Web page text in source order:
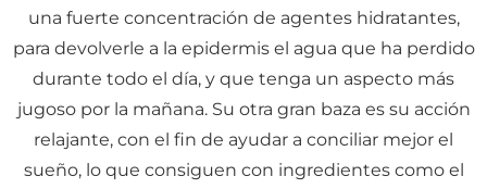
una fuerte concentración de agentes hidratantes,
para devolverle a la epidermis el agua que ha perdido
durante todo el día, y que tenga un aspecto más
jugoso por la mañana. Su otra gran baza es su acción
relajante, con el fin de ayudar a conciliar mejor el
sueño, lo que consiguen con ingredientes como el